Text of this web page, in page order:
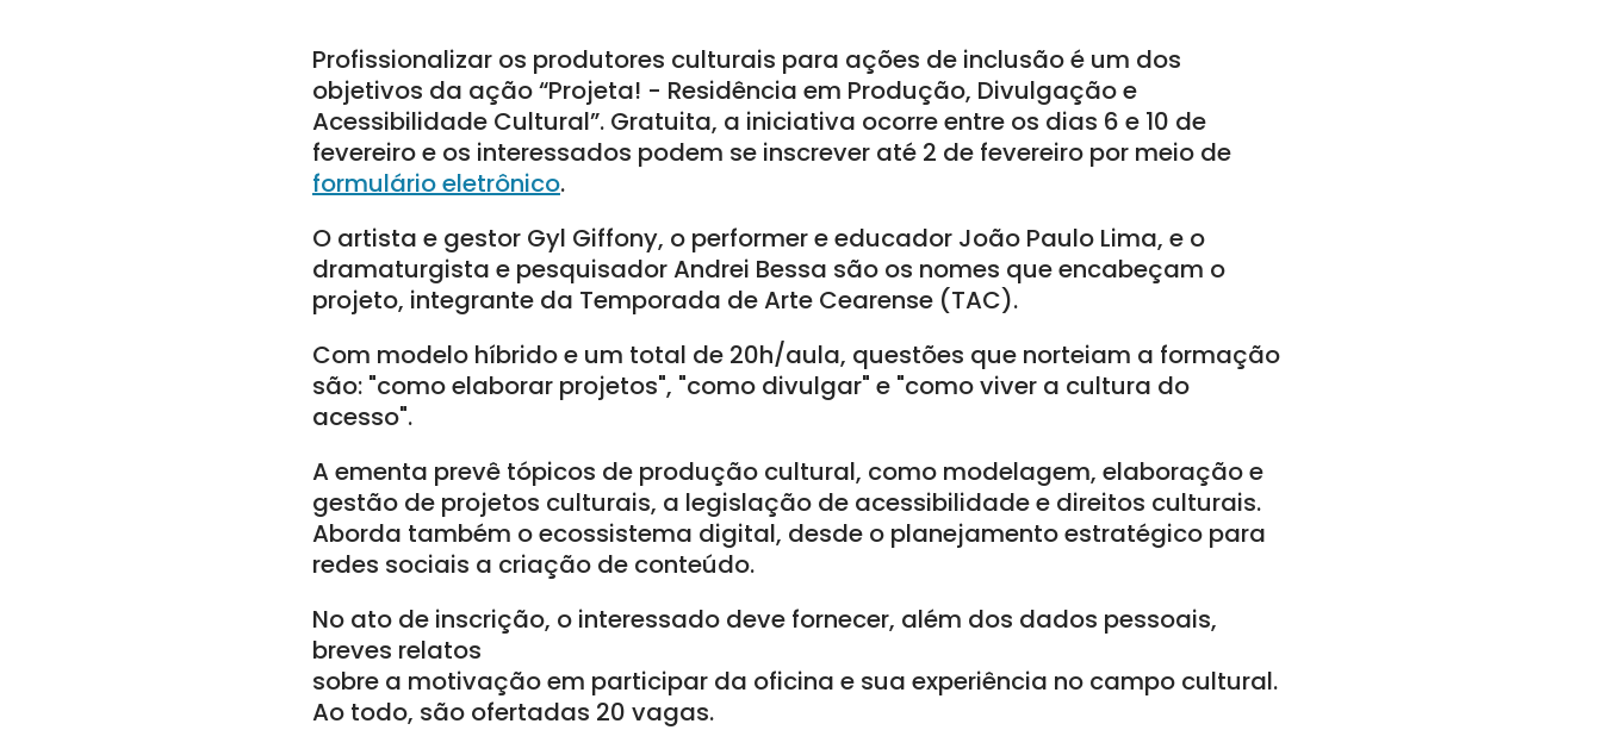
Profissionalizar os produtores culturais para ações de inclusão é um dos
objetivos da ação “Projeta! - Residência em Produção, Divulgação e
Acessibilidade Cultural”. Gratuita, a iniciativa ocorre entre os dias 6 e 10 de
fevereiro e os interessados podem se inscrever até 2 de fevereiro por meio de
formulário eletrônico.
O artista e gestor Gyl Giffony, o performer e educador João Paulo Lima, e o
dramaturgista e pesquisador Andrei Bessa são os nomes que encabeçam o
projeto, integrante da Temporada de Arte Cearense (TAC).
Com modelo híbrido e um total de 20h/aula, questões que norteiam a formação
são: "como elaborar projetos", "como divulgar" e "como viver a cultura do
acesso".
A ementa prevê tópicos de produção cultural, como modelagem, elaboração e
gestão de projetos culturais, a legislação de acessibilidade e direitos culturais.
Aborda também o ecossistema digital, desde o planejamento estratégico para
redes sociais a criação de conteúdo.
No ato de inscrição, o interessado deve fornecer, além dos dados pessoais,
breves relatos
sobre a motivação em participar da oficina e sua experiência no campo cultural.
Ao todo, são ofertadas 20 vagas.